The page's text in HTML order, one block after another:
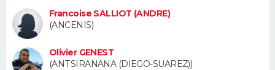
S'inscrire
Se connecter
Lycées
Collèges
Primaires
Universités
Entreprises
Service militaire
Avis de recherche
AVIS DE DÉCÈS
FORUM
Francoise SALLIOT (ANDRE)
(ANCENIS)
Olivier GENEST
(ANTSIRANANA (DIEGO-SUAREZ))